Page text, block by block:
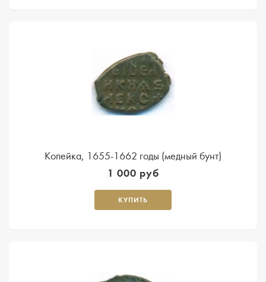
Копейка, 1655-1662 годы (медный бунт)
1 000 руб
КУПИТЬ